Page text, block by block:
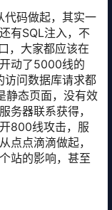
代码做起，其实一
有SQL注入，不
，大家都应该在
动了5000线的
访问数据库请求都
静态页面，没有效
务器联系获得，
800线攻击，服
点点滴滴做起，
站的影响，甚至